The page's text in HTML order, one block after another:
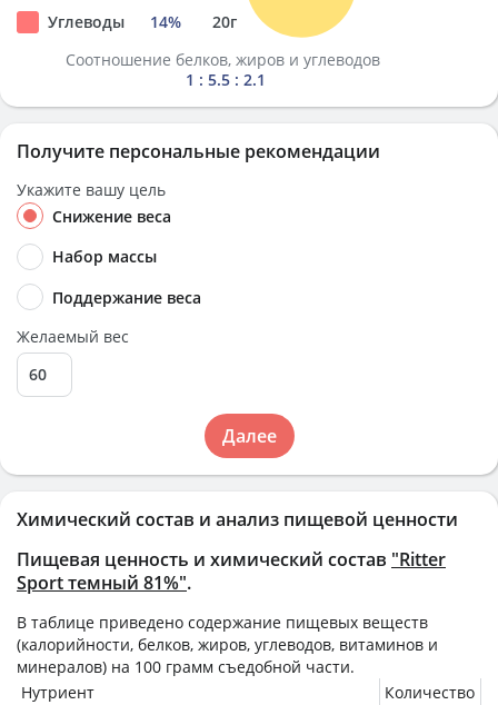
Химический состав и анализ пищевой ценности
Пищевая ценность и химический состав "Ritter
Sport темный 81%".
В таблице приведено содержание пищевых веществ
(калорийности, белков, жиров, углеводов, витаминов и
минералов) на 100 грамм съедобной части.
Нутриент
Количество
Углеводы
14% 20г
Соотношение белков, жиров и углеводов
1 : 5.5 : 2.1
Получите персональные рекомендации
Укажите вашу цель
Снижение веса
Набор массы
Поддержание веса
Желаемый вес
Далее